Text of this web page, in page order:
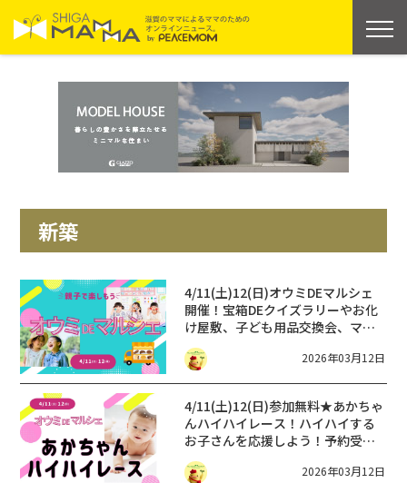
新築
4/11(土)12(日)オウミDEマルシェ
開催！宝箱DEクイズラリーやお化
け屋敷、子ども用品交換会、マル
シェなどを楽しもう♪
2026年03月12日
4/11(土)12(日)参加無料★あかちゃ
んハイハイレース！ハイハイする
お子さんを応援しよう！予約受付
中！inオウミDEマルシェ
2026年03月12日